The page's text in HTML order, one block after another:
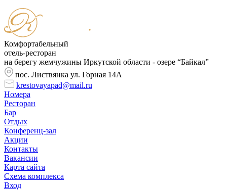
Комфортабельный
отель-ресторан
на берегу жемчужины Иркутской области - озере “Байкал”
пос. Листвянка ул. Горная 14А
krestovayapad@mail.ru
Номера
Ресторан
Бар
Отдых
Конференц-зал
Акции
Контакты
Вакансии
Карта сайта
Cхема комплекса
Вход